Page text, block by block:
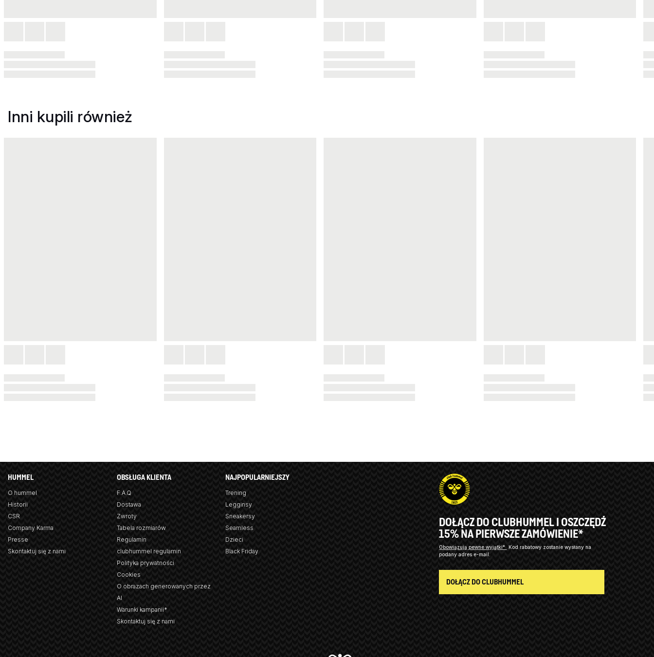
Inni kupili również
HUMMEL
O hummel
Historii
CSR
Company Karma
Presse
Skontaktuj się z nami
OBSŁUGA KLIENTA
F.A.Q
Dostawa
Zwroty
Tabela rozmiarów
Regulamin
clubhummel regulamin
Polityka prywatności
Cookies
O obrazach generowanych przez
AI
Warunki kampanii*
Skontaktuj się z nami
NAJPOPULARNIEJSZY
Trening
Legginsy
Sneakersy
Seamless
Dzieci
Black Friday
DOŁĄCZ DO CLUBHUMMEL I OSZCZĘDŹ
15% NA PIERWSZE ZAMÓWIENIE*
Obowiązują pewne wyjątki*
Kod rabatowy zostanie wysłany na
podany adres e-mail.
DOŁĄCZ DO CLUBHUMMEL